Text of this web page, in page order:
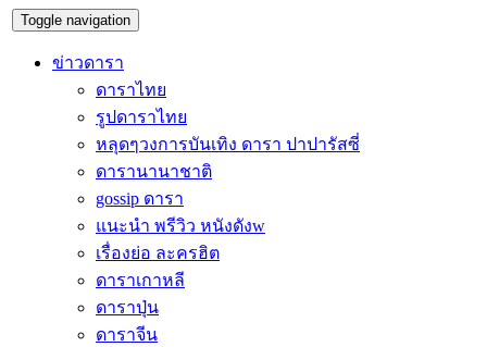
Toggle navigation
ข่าวดารา
ดาราไทย
รูปดาราไทย
หลุดๆวงการบันเทิง ดารา ปาปารัสซี่
ดารานานาชาติ
gossip ดารา
แนะนำ พรีวิว หนังดังw
เรื่องย่อ ละครฮิต
ดาราเกาหลี
ดาราปุ่น
ดาราจีน